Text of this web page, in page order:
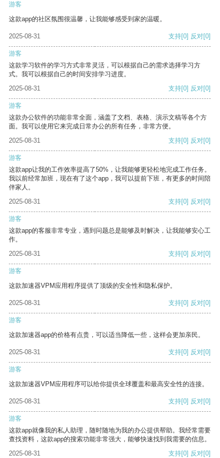
游客
这款app的社区氛围很温馨，让我能够感受到家的温暖。
2025-08-31 支持[0] 反对[0]
游客
这款学习软件的学习方式非常灵活，可以根据自己的需求选择学习方
式。我可以根据自己的时间安排学习进度。
2025-08-31
支持[0] 反对[0]
游客
这款办公软件的功能非常全面，涵盖了文档、表格、演示文稿等各个方
面。我可以使用它来完成日常办公的所有任务，非常方便。
2025-08-31
支持[0] 反对[0]
游客
这款app让我的工作效率提高了50%，让我能够更轻松地完成工作任务。
我以前经常加班，现在有了这个app，我可以提前下班，有更多的时间陪
伴家人。
2025-08-31
支持[0] 反对[0]
游客
这款app的客服非常专业，遇到问题总是能够及时解决，让我能够安心工
作。
2025-08-31
支持[0] 反对[0]
游客
这款加速器VPM应用程序提供了顶级的安全性和隐私保护。
2025-08-31 支持[0] 反对[0]
游客
这款加速器app的价格有点贵，可以适当降低一些，这样会更加亲民。
2025-08-31 支持[0] 反对[0]
游客
这款加速器VPM应用程序可以给你提供全球覆盖和最高安全性的连接。
2025-08-31 支持[0] 反对[0]
游客
这款app就像我的私人助理，随时随地为我的办公提供帮助。我经常需要
查找资料，这款app的搜索功能非常强大，能够快速找到我需要的信息。
2025-08-31
支持[0] 反对[0]